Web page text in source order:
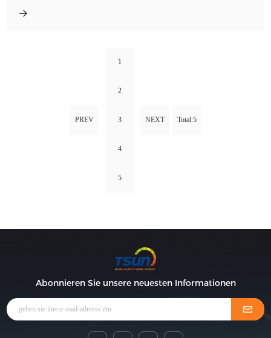
PREV
1
2
3
4
5
NEXT Total:5
Abonnieren Sie unsere neuesten Informationen